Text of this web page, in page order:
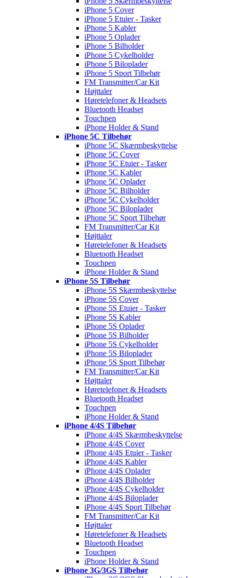
iPhone 5 Cover
iPhone 5 Etuier - Tasker
iPhone 5 Kabler
iPhone 5 Oplader
iPhone 5 Bilholder
iPhone 5 Cykelholder
iPhone 5 Biloplader
iPhone 5 Sport Tilbehør
FM Transmitter/Car Kit
Højttaler
Høretelefoner & Headsets
Bluetooth Headset
Touchpen
iPhone Holder & Stand
iPhone 5C Tilbehør
iPhone 5C Skærmbeskyttelse
iPhone 5C Cover
iPhone 5C Etuier - Tasker
iPhone 5C Kabler
iPhone 5C Oplader
iPhone 5C Bilholder
iPhone 5C Cykelholder
iPhone 5C Biloplader
iPhone 5C Sport Tilbehør
FM Transmitter/Car Kit
Højttaler
Høretelefoner & Headsets
Bluetooth Headset
Touchpen
iPhone Holder & Stand
iPhone 5S Tilbehør
iPhone 5S Skærmbeskyttelse
iPhone 5S Cover
iPhone 5S Etuier - Tasker
iPhone 5S Kabler
iPhone 5S Oplader
iPhone 5S Bilholder
iPhone 5S Cykelholder
iPhone 5S Biloplader
iPhone 5S Sport Tilbehør
FM Transmitter/Car Kit
Højttaler
Høretelefoner & Headsets
Bluetooth Headset
Touchpen
iPhone Holder & Stand
iPhone 4/4S Tilbehør
iPhone 4/4S Skærmbeskyttelse
iPhone 4/4S Cover
iPhone 4/4S Etuier - Tasker
iPhone 4/4S Kabler
iPhone 4/4S Oplader
iPhone 4/4S Bilholder
iPhone 4/4S Cykelholder
iPhone 4/4S Biloplader
iPhone 4/4S Sport Tilbehør
FM Transmitter/Car Kit
Højttaler
Høretelefoner & Headsets
Bluetooth Headset
Touchpen
iPhone Holder & Stand
iPhone 3G/3GS Tilbehør